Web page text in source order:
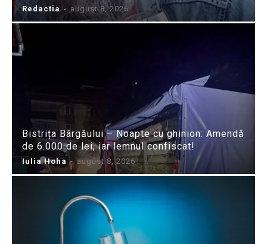
Redactia - august 8, 2026
Bistrița Bârgăului – Noapte cu ghinion: Amendă
de 6.000 de lei, iar lemnul confiscat!
Iulia Hoha - august 8, 2026